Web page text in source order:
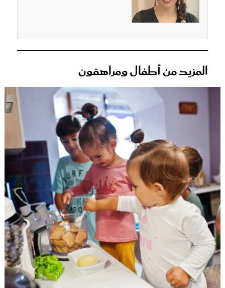
المزيد من أطفال ومراهقون